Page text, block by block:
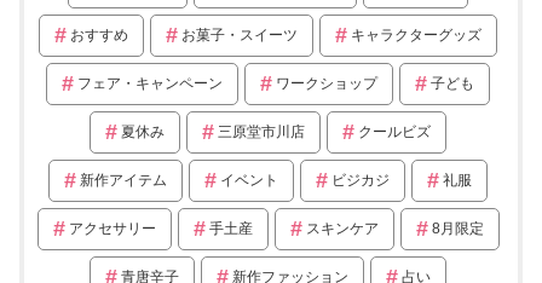
おすすめ お菓子・スイーツ キャラクターグッズ
フェア・キャンペーン ワークショップ 子ども
夏休み 三原堂市川店 クールビズ
新作アイテム イベント ビジカジ 礼服
アクセサリー 手土産 スキンケア 8月限定
青唐辛子 新作ファッション 占い